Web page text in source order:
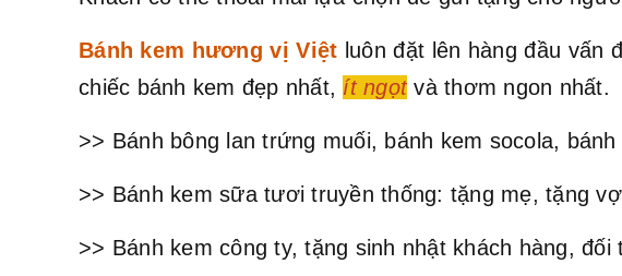
Bánh kem hương vị Việt luôn đặt lên hàng đầu vấn
chiếc bánh kem đẹp nhất, ít ngọtvà thơm ngon nhất.
>> Bánh bông lan trứng muối, bánh kem socola,
>> Bánh kem sữa tươi truyền thống: tặng mẹ, tặng
>> Bánh kem công ty, tặng sinh nhật khách hàng, đối